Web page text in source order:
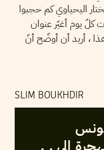
اليحياوي كم حجبوا
كلّ يوم أغيّر عنوان
، أريد أن أوضّح أنّ
SLIM BOUKHDIR
إلى . .